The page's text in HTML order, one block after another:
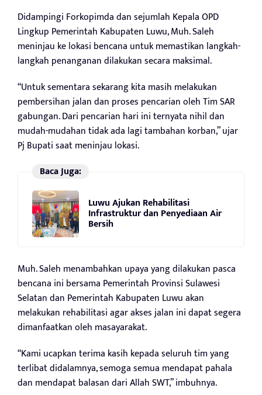
Didampingi Forkopimda dan sejumlah Kepala OPD
Lingkup Pemerintah Kabupaten Luwu, Muh. Saleh
meninjau ke lokasi bencana untuk memastikan langkah-
langkah penanganan dilakukan secara maksimal.
“Untuk sementara sekarang kita masih melakukan
pembersihan jalan dan proses pencarian oleh Tim SAR
gabungan. Dari pencarian hari ini ternyata nihil dan
mudah-mudahan tidak ada lagi tambahan korban,” ujar
Pj Bupati saat meninjau lokasi.
Baca Juga:
Luwu Ajukan Rehabilitasi
Infrastruktur dan Penyediaan Air
Bersih
Muh. Saleh menambahkan upaya yang dilakukan pasca
bencana ini bersama Pemerintah Provinsi Sulawesi
Selatan dan Pemerintah Kabupaten Luwu akan
melakukan rehabilitasi agar akses jalan ini dapat segera
dimanfaatkan oleh masayarakat.
“Kami ucapkan terima kasih kepada seluruh tim yang
terlibat didalamnya, semoga semua mendapat pahala
dan mendapat balasan dari Allah SWT,” imbuhnya.